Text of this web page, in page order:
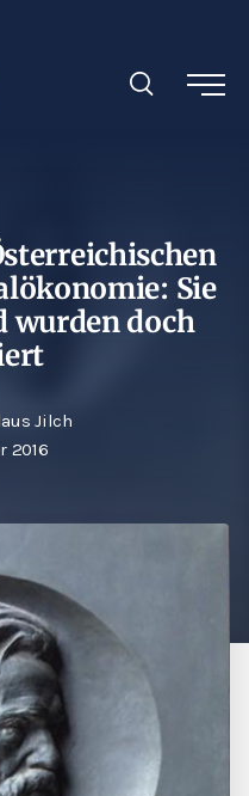
Sie
wurden doch
Jilch
2016